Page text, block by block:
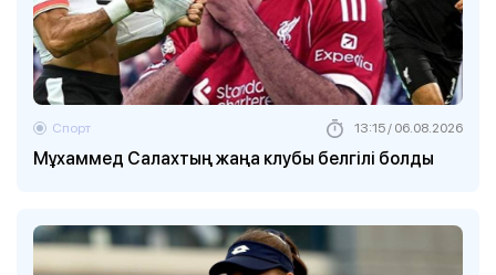
Мұхаммед Салахтың жаңа клубы белгілі болды
Спорт 13:15 / 06.08.2026